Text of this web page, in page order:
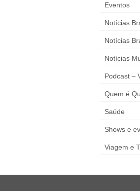
Eventos
Notícias
Notícias
Notícias
Podcast –
Quem é
Saúde
Shows e
Viagem e